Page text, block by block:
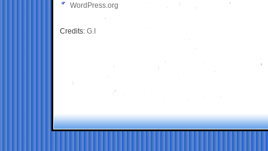
WordPress.org
Credits: G.I